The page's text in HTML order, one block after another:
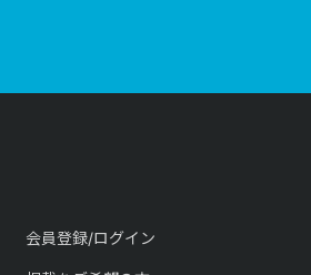
会員登録/ログイン